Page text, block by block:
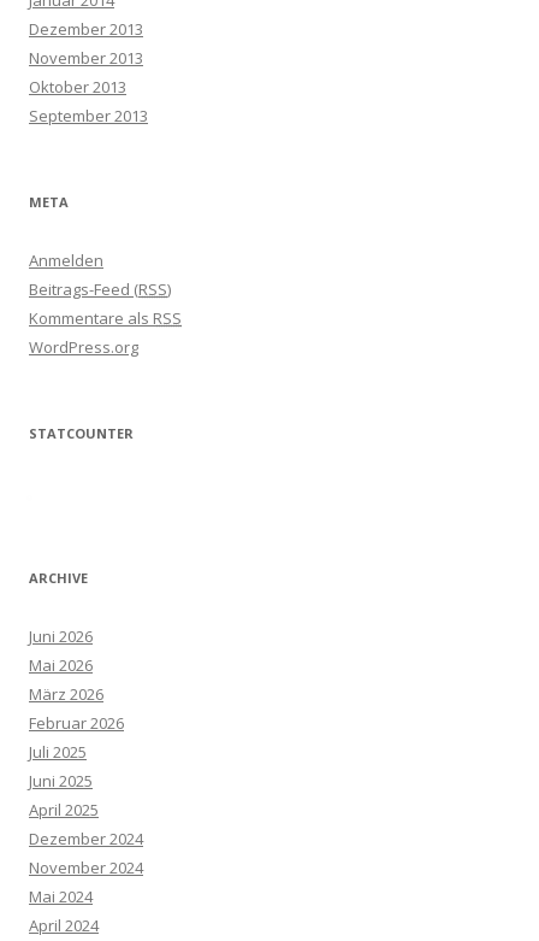
Dezember 2013
November 2013
Oktober 2013
September 2013
META
Anmelden
Beitrags-Feed (RSS)
Kommentare als RSS
WordPress.org
STATCOUNTER
ARCHIVE
Juni 2026
Mai 2026
März 2026
Februar 2026
Juli 2025
Juni 2025
April 2025
Dezember 2024
November 2024
Mai 2024
April 2024